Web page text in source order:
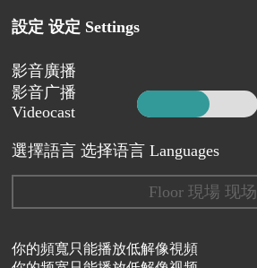
設定 设定 Settings
影音廣播
影音广播
Videocast
選擇語言 选择语言 Languages
Floor 現場 现场
你的頻寬只能播放低解像視頻